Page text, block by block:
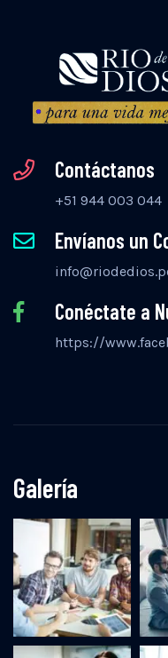
Contáctanos
+51 944 003 044
Envíanos un
Conéctate a
https://
Galería